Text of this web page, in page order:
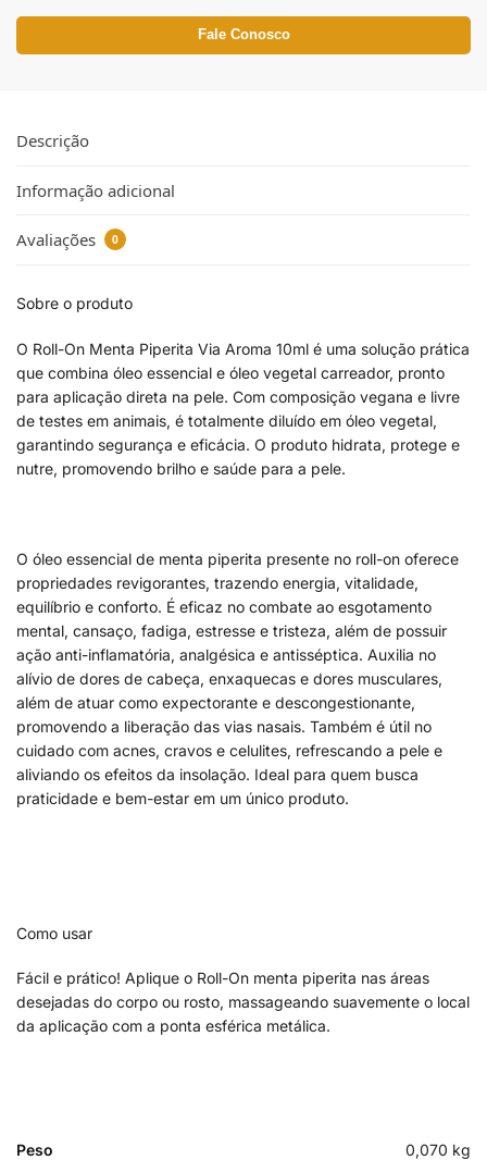
Fale Conosco
Descrição
Informação adicional
Avaliações 0
Sobre o produto
O Roll-On Menta Piperita Via Aroma 10ml é uma solução prática
que combina óleo essencial e óleo vegetal carreador, pronto
para aplicação direta na pele. Com composição vegana e livre
de testes em animais, é totalmente diluído em óleo vegetal,
garantindo segurança e eficácia. O produto hidrata, protege e
nutre, promovendo brilho e saúde para a pele.
O óleo essencial de menta piperita presente no roll-on oferece
propriedades revigorantes, trazendo energia, vitalidade,
equilíbrio e conforto. É eficaz no combate ao esgotamento
mental, cansaço, fadiga, estresse e tristeza, além de possuir
ação anti-inflamatória, analgésica e antisséptica. Auxilia no
alívio de dores de cabeça, enxaquecas e dores musculares,
além de atuar como expectorante e descongestionante,
promovendo a liberação das vias nasais. Também é útil no
cuidado com acnes, cravos e celulites, refrescando a pele e
aliviando os efeitos da insolação. Ideal para quem busca
praticidade e bem-estar em um único produto.
Como usar
Fácil e prático! Aplique o Roll-On menta piperita nas áreas
desejadas do corpo ou rosto, massageando suavemente o local
da aplicação com a ponta esférica metálica.
Peso 0,070 kg